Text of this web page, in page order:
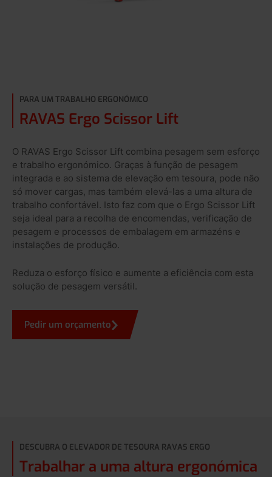
PARA UM TRABALHO ERGONÓMICO
RAVAS Ergo Scissor Lift
O RAVAS Ergo Scissor Lift combina pesagem sem esforço
e trabalho ergonómico. Graças à função de pesagem
integrada e ao sistema de elevação em tesoura, pode não
só mover cargas, mas também elevá-las a uma altura de
trabalho confortável. Isto faz com que o Ergo Scissor Lift
seja ideal para a recolha de encomendas, verificação de
pesagem e processos de embalagem em armazéns e
instalações de produção.
Reduza o esforço físico e aumente a eficiência com esta
solução de pesagem versátil.
Pedir um orçamento
DESCUBRA O ELEVADOR DE TESOURA RAVAS ERGO
Trabalhar a uma altura ergonómica